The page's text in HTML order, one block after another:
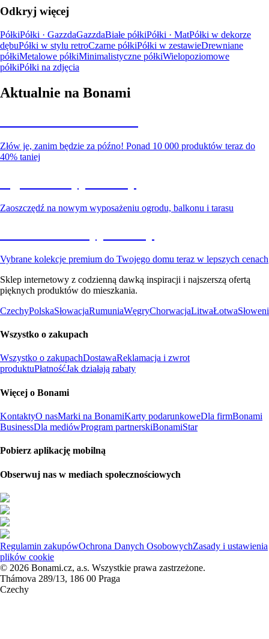
Odkryj więcej
PółkiPółki · GazzdaGazzdaBiałe półkiPółki · MatPółki w dekorze
dębuPółki w stylu retroCzarne półkiPółki w zestawieDrewniane
półkiMetalowe półkiMinimalistyczne półkiWielopoziomowe
półkiPółki na zdjęcia
Aktualnie na Bonami
Złów je, zanim będzie za późno! Ponad 10 000 produktów teraz do
40% taniej
Zaoszczędź na nowym wyposażeniu ogrodu, balkonu i tarasu
Vybrane kolekcje premium do Twojego domu teraz w lepszych cenach
Sklep internetowy z codzienną dawką inspiracji i najszerszą ofertą
pięknych produktów do mieszkania.
CzechyPolskaSłowacjaRumuniaWęgryChorwacjaLitwaŁotwa
Wszystko o zakupach
Wszystko o zakupachDostawaReklamacja i zwrot
produktuPłatnośćJak działają rabaty
Więcej o Bonami
KontaktyO nasMarki na BonamiKarty podarunkoweDla firmBonami
BusinessDla mediówProgram partnerskiBonamiStar
Pobierz aplikację mobilną
Obserwuj nas w mediach społecznościowych
Regulamin zakupówOchrona Danych OsobowychZasady i ustawienia
plików cookie
© 2026 Bonami.cz, a.s. Wszystkie prawa zastrzeżone.
Thámova 289/13, 186 00 Praga
Czechy